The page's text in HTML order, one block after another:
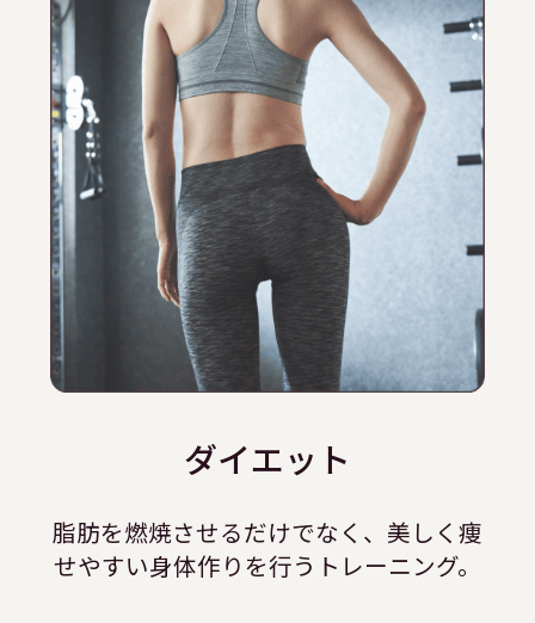
ダイエット
脂肪を燃焼させるだけでなく、美しく痩
せやすい身体作りを行うトレーニング。